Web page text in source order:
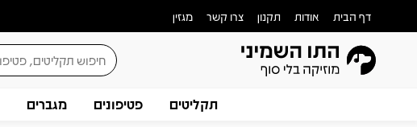
דף הבית אודות תקנון צרו קשר מגזין
תקליטים פטיפונים מגברים